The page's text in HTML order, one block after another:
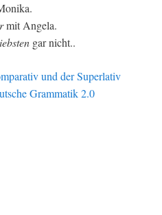
mit Angela.
gar nicht..
und der Superlativ
Grammatik 2.0